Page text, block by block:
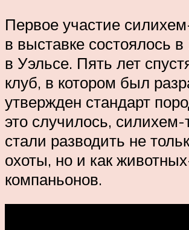
Первое участие
в выставке состоялось в
в Уэльсе. Пять лет
клуб, в котором был
утвержден стандарт
это случилось, силихем-
стали разводить не
охоты, но и как
компаньонов.